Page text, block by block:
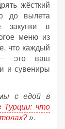
жёсткий
до вылета
закупки в
меню из
что каждый
— это ваш
и сувениры
с едой в
Турции: что
».